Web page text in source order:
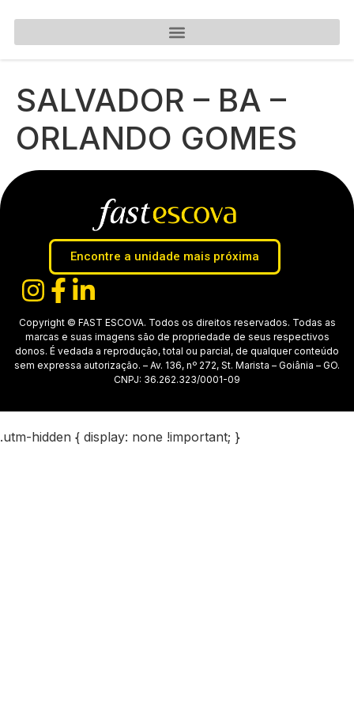
SALVADOR – BA –
ORLANDO GOMES
Encontre a unidade mais próxima
Copyright © FAST ESCOVA. Todos os direitos reservados. Todas as
marcas e suas imagens são de propriedade de seus respectivos
donos. É vedada a reprodução, total ou parcial, de qualquer conteúdo
sem expressa autorização. – Av. 136, nº 272, St. Marista – Goiânia – GO.
CNPJ: 36.262.323/0001-09
.utm-hidden { display: none !important; }